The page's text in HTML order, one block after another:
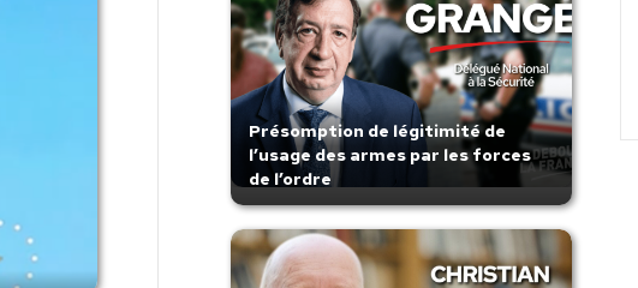
Présomption de légitimité de
l’usage des armes par les forces
de l’ordre